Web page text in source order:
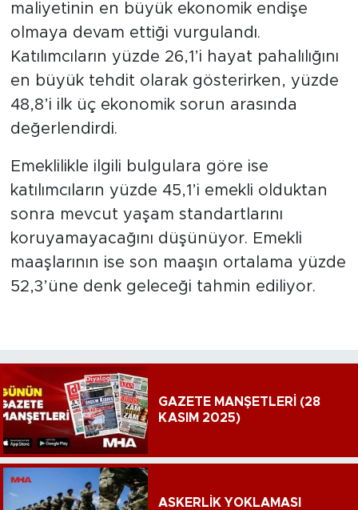
maliyetinin en büyük ekonomik endişe
olmaya devam ettiği vurgulandı.
Katılımcıların yüzde 26,1’i hayat pahalılığını
en büyük tehdit olarak gösterirken, yüzde
48,8’i ilk üç ekonomik sorun arasında
değerlendirdi.
Emeklilikle ilgili bulgulara göre ise
katılımcıların yüzde 45,1’i emekli olduktan
sonra mevcut yaşam standartlarını
koruyamayacağını düşünüyor. Emekli
maaşlarının ise son maaşın ortalama yüzde
52,3’üne denk geleceği tahmin ediliyor.
GAZETE MANŞETLERİ (28
KASIM 2025)
ASKERLİK YOKLAMASI